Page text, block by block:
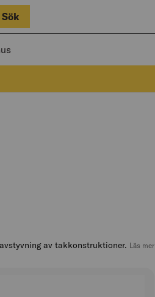
Sök
av takkonstruktioner. Läs mer